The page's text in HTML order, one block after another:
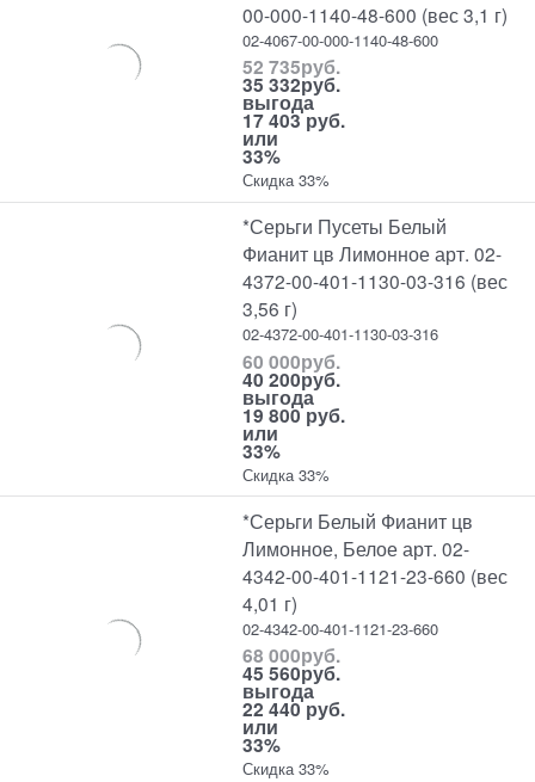
00-000-1140-48-600 (вес 3,1 г)
02-4067-00-000-1140-48-600
52 735руб.
35 332руб.
выгода
17 403 руб.
или
33%
Скидка 33%
*Серьги Пусеты Белый
Фианит цв Лимонное арт. 02-
4372-00-401-1130-03-316 (вес
3,56 г)
02-4372-00-401-1130-03-316
60 000руб.
40 200руб.
выгода
19 800 руб.
или
33%
Скидка 33%
*Серьги Белый Фианит цв
Лимонное, Белое арт. 02-
4342-00-401-1121-23-660 (вес
4,01 г)
02-4342-00-401-1121-23-660
68 000руб.
45 560руб.
выгода
22 440 руб.
или
33%
Скидка 33%